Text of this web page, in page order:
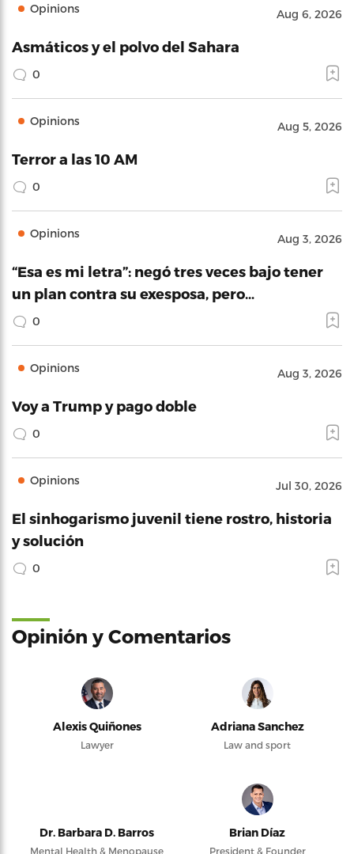
Opinions Aug 6, 2026
Asmáticos y el polvo del Sahara
0
Opinions Aug 5, 2026
Terror a las 10 AM
0
Opinions Aug 3, 2026
“Esa es mi letra”: negó tres veces bajo tener
un plan contra su exesposa, pero…
0
Opinions Aug 3, 2026
Voy a Trump y pago doble
0
Opinions Jul 30, 2026
El sinhogarismo juvenil tiene rostro, historia
y solución
0
Opinión y Comentarios
Alexis Quiñones
Lawyer
Adriana Sanchez
Law and sport
Dr. Barbara D. Barros
Mental Health & Menopause
Brian Díaz
President & Founder